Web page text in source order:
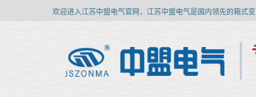
欢迎进入江苏中盟电气官网，江苏中盟电气是国内领先的箱式变